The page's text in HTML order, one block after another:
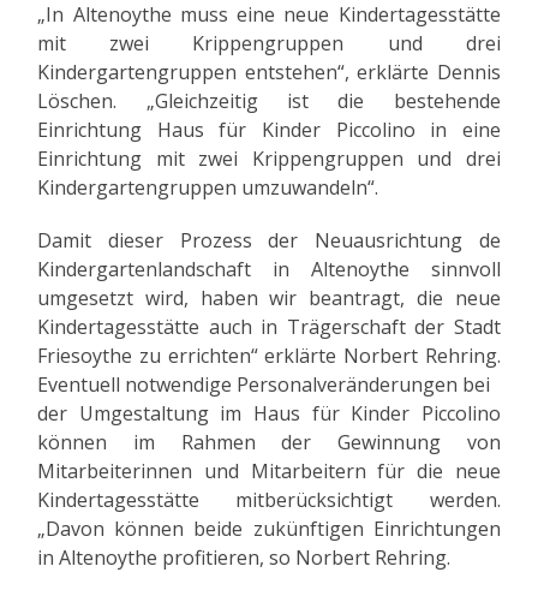
„In Altenoythe muss eine neue Kindertagesstätte
mit zwei Krippengruppen und drei
Kindergartengruppen entstehen“, erklärte Dennis
Löschen. „Gleichzeitig ist die bestehende
Einrichtung Haus für Kinder Piccolino in eine
Einrichtung mit zwei Krippengruppen und drei
Kindergartengruppen umzuwandeln“.
Damit dieser Prozess der Neuausrichtung de
Kindergartenlandschaft in Altenoythe sinnvoll
umgesetzt wird, haben wir beantragt, die neue
Kindertagesstätte auch in Trägerschaft der Stadt
Friesoythe zu errichten“ erklärte Norbert Rehring.
Eventuell notwendige Personalveränderungen bei
der Umgestaltung im Haus für Kinder Piccolino
können im Rahmen der Gewinnung von
Mitarbeiterinnen und Mitarbeitern für die neue
Kindertagesstätte mitberücksichtigt werden.
„Davon können beide zukünftigen Einrichtungen
in Altenoythe profitieren, so Norbert Rehring.